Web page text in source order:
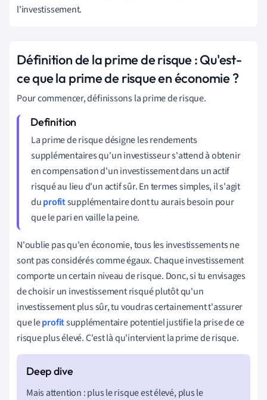
l'investissement.
Définition de la prime de risque : Qu'est-
ce que la prime de risque en économie ?
Pour commencer, définissons la prime de risque.
La prime de risque désigne les rendements
supplémentaires qu'un investisseur s'attend à obtenir
en compensation d'un investissement dans un actif
risqué au lieu d'un actif sûr. En termes simples, il s'agit
duprofitsupplémentaire dont tu aurais besoin pour
que le pari en vaille la peine.
N'oublie pas qu'en économie, tous les investissements ne
sont pas considérés comme égaux. Chaque investissement
comporte un certain niveau de risque. Donc, si tu envisages
de choisir un investissement risqué plutôt qu'un
investissement plus sûr, tu voudras certainement t'assurer
que leprofitsupplémentaire potentiel justifie la prise de ce
risque plus élevé. C'est là qu'intervient la prime de risque.
Mais attention : plus le risque est élevé, plus le